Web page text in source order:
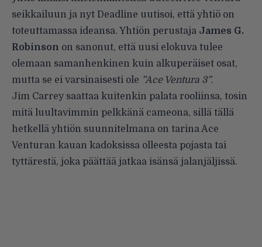
seikkailuun ja nyt Deadline uutisoi, että yhtiö on
toteuttamassa ideansa. Yhtiön perustaja James G.
Robinson on sanonut, että uusi elokuva tulee
olemaan samanhenkinen kuin alkuperäiset osat,
mutta se ei varsinaisesti ole ”Ace Ventura 3”.
Jim Carrey saattaa kuitenkin palata rooliinsa, tosin
mitä luultavimmin pelkkänä cameona, sillä tällä
hetkellä yhtiön suunnitelmana on tarina Ace
Venturan kauan kadoksissa olleesta pojasta tai
tyttärestä, joka päättää jatkaa isänsä jalanjäljissä.